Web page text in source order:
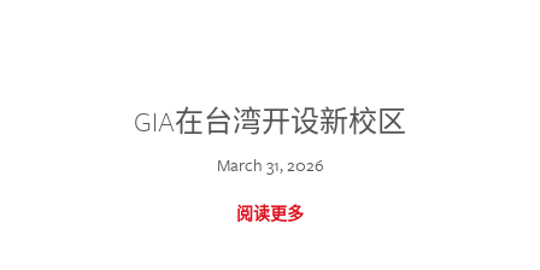
GIA在台湾开设新校区
March 31, 2026
阅读更多